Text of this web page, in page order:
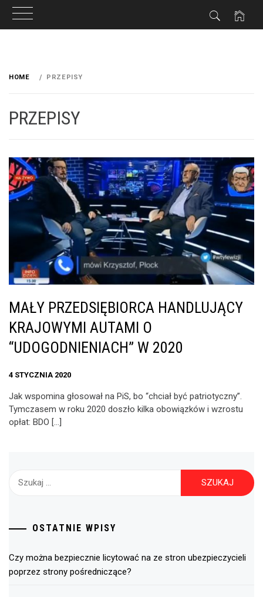
HOME PRZEPISY
PRZEPISY
MAŁY PRZEDSIĘBIORCA HANDLUJĄCY
KRAJOWYMI AUTAMI O
“UDOGODNIENIACH” W 2020
4 STYCZNIA 2020
Jak wspomina głosował na PiS, bo “chciał być patriotyczny”.
Tymczasem w roku 2020 doszło kilka obowiązków i wzrostu
opłat: BDO […]
Szukaj:
OSTATNIE WPISY
Czy można bezpiecznie licytować na ze stron ubezpieczycieli
poprzez strony pośredniczące?